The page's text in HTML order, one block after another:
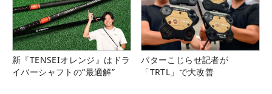
新『TENSEIオレンジ』はドラ
イバーシャフトの“最適解”
パターこじらせ記者が
「TRTL」で大改善